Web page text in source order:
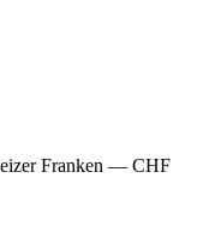
Franken — CHF